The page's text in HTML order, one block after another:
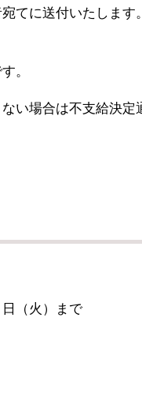
てに送付いたします
。
い場合は不支給決定
（火）まで